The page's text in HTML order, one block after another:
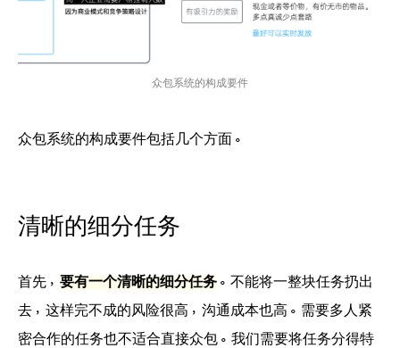
众包系统的构成要件
众包系统的构成要件包括几个方面。
清晰的细分任务
首先， 要有一个清晰的细分任务 。不能将一整块任务扔出
去，这样完不成的风险很高，沟通成本也高。需要多人紧
密合作的任务也不适合直接众包。我们需要将任务分得特